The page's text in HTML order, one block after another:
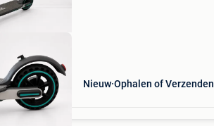
Nieuw Ophalen of Verzenden